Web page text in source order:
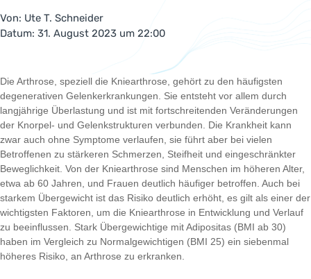
Von: Ute T. Schneider
Datum: 31. August 2023 um 22:00
Die Arthrose, speziell die Kniearthrose, gehört zu den häufigsten
degenerativen Gelenkerkrankungen. Sie entsteht vor allem durch
langjährige Überlastung und ist mit fortschreitenden Veränderungen
der Knorpel- und Gelenkstrukturen verbunden. Die Krankheit kann
zwar auch ohne Symptome verlaufen, sie führt aber bei vielen
Betroffenen zu stärkeren Schmerzen, Steifheit und eingeschränkter
Beweglichkeit. Von der Kniearthrose sind Menschen im höheren Alter,
etwa ab 60 Jahren, und Frauen deutlich häufiger betroffen. Auch bei
starkem Übergewicht ist das Risiko deutlich erhöht, es gilt als einer der
wichtigsten Faktoren, um die Kniearthrose in Entwicklung und Verlauf
zu beeinflussen. Stark Übergewichtige mit Adipositas (BMI ab 30)
haben im Vergleich zu Normalgewichtigen (BMI 25) ein siebenmal
höheres Risiko, an Arthrose zu erkranken.